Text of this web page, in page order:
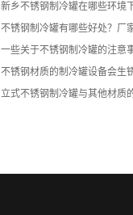
新乡不锈钢制冷罐在哪些环境
不锈钢制冷罐有哪些好处？厂
一些关于不锈钢制冷罐的注意
不锈钢材质的制冷罐设备会生
立式不锈钢制冷罐与其他材质